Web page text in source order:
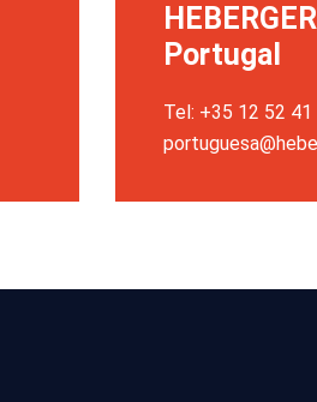
HEBERGER
Portugal
Tel: +35 12 52